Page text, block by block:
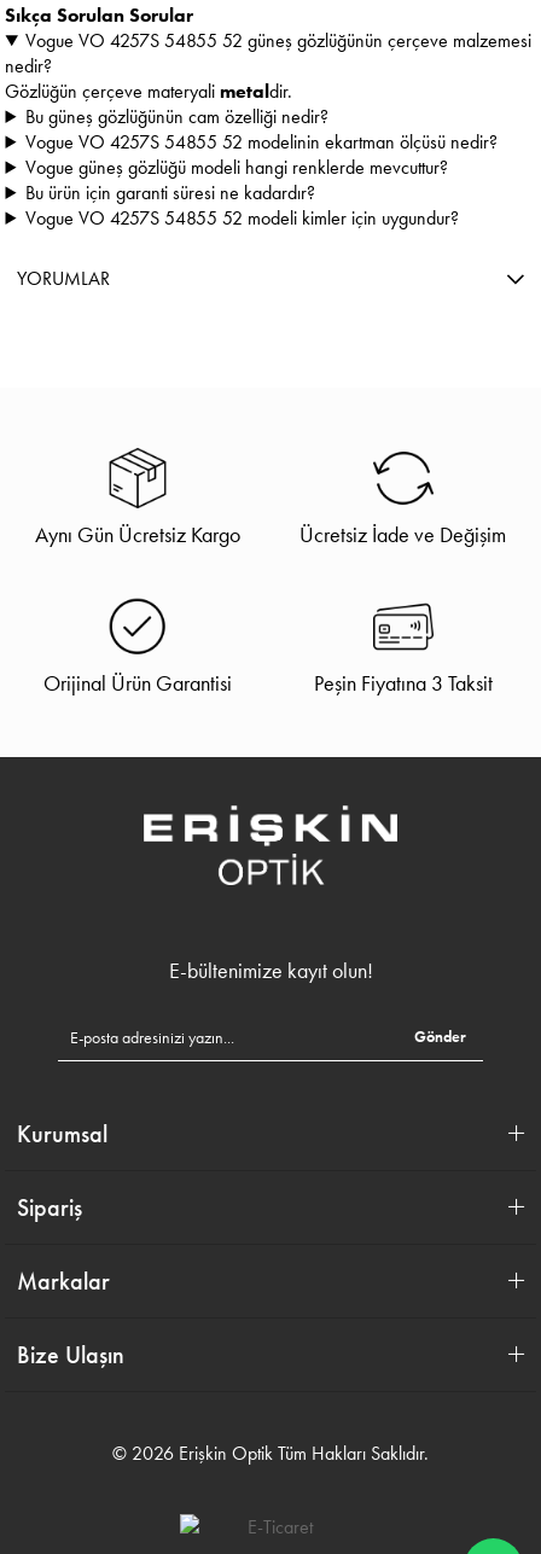
Sıkça Sorulan Sorular
Vogue VO 4257S 54855 52 güneş gözlüğünün çerçeve malzemesi
nedir?
Gözlüğün çerçeve materyalimetaldir.
Bu güneş gözlüğünün cam özelliği nedir?
Vogue VO 4257S 54855 52 modelinin ekartman ölçüsü nedir?
Vogue güneş gözlüğü modeli hangi renklerde mevcuttur?
Bu ürün için garanti süresi ne kadardır?
Vogue VO 4257S 54855 52 modeli kimler için uygundur?
YORUMLAR
Aynı Gün Ücretsiz Kargo Ücretsiz İade ve Değişim
Orijinal Ürün Garantisi Peşin Fiyatına 3 Taksit
E-bültenimize kayıt olun!
Gönder
Kurumsal
Sipariş
Markalar
Bize Ulaşın
© 2026 Erişkin Optik Tüm Hakları Saklıdır.